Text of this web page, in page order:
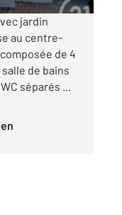
jardin
au centre-
de 4
de bains
séparés ...